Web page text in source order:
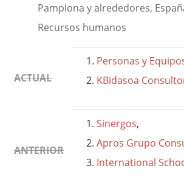
Pamplona y alrededores,
Recursos humanos
ACTUAL
Personas y
KBidasoa
ANTERIOR
Sinergos,
Apros Grupo
International